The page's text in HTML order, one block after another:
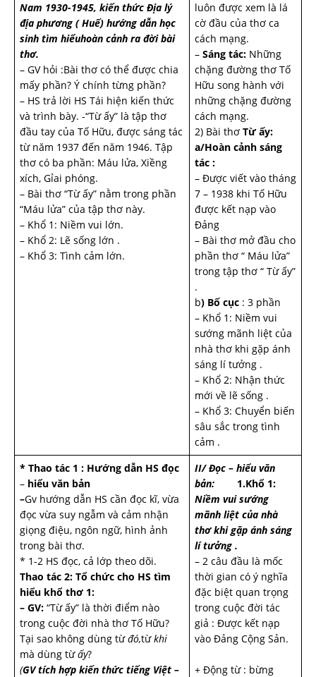
Nam 1930-1945, kiến thức Địa lý
địa phương ( Huế) hướng dẫn học
sinh tìm hiểuhoàn cảnh ra đời bài
thơ.
– GV hỏi :Bài thơ có thể được chia
mấy phần? Ý chính từng phần?
– HS trả lời HS Tái hiện kiến thức
và trình bày. -“Từ ấy” là tập thơ
đầu tay của Tố Hữu, được sáng tác
từ năm 1937 đến năm 1946. Tập
thơ có ba phần: Máu lửa, Xiềng
xích, Gỉai phóng.
– Bài thơ “Từ ấy” nằm trong phần
“Máu lửa” của tập thơ này.
– Khổ 1: Niềm vui lớn.
– Khổ 2: Lẽ sống lớn .
– Khổ 3: Tình cảm lớn.
luôn được xem là lá
cờ đầu của thơ ca
cách mạng.
– Sáng tác: Những
chặng đường thơ Tố
Hữu song hành với
những chặng đường
cách mạng.
2) Bài thơ Từ ấy:
a/Hoàn cảnh sáng
tác :
– Được viết vào tháng
7 – 1938 khi Tố Hữu
được kết nạp vào
Đảng
– Bài thơ mở đầu cho
phần thơ “ Máu lửa”
trong tập thơ “ Từ ấy”
.
b) Bố cục : 3 phần
– Khổ 1: Niềm vui
sướng mãnh liệt của
nhà thơ khi gặp ánh
sáng lí tưởng .
– Khổ 2: Nhận thức
mới về lẽ sống .
– Khổ 3: Chuyển biến
sâu sắc trong tình
cảm .
* Thao tác 1 : Hướng dẫn HS đọc
– hiểu văn bản
–Gv hướng dẫn HS cần đọc kĩ, vừa
đọc vừa suy ngẫm và cảm nhận
giọng điệu, ngôn ngữ, hình ảnh
trong bài thơ.
* 1-2 HS đọc, cả lớp theo dõi.
Thao tác 2: Tổ chức cho HS tìm
hiểu khổ thơ 1:
– GV: “Từ ấy” là thời điểm nào
trong cuộc đời nhà thơ Tố Hữu?
Tại sao không dùng từđó,từkhi
mà dùng từấy?
(GV tích hợp kiến thức tiếng Việt –
II/ Đọc – hiểu văn
bản:
1.Khổ 1:
Niềm vui sướng
mãnh liệt của nhà
thơ khi gặp ánh sáng
lí tưởng .
– 2 câu đầu là mốc
thời gian có ý nghĩa
đặc biệt quan trọng
trong cuộc đời tác
giả : Được kết nạp
vào Đảng Cộng Sản.
+ Động từ : bừng